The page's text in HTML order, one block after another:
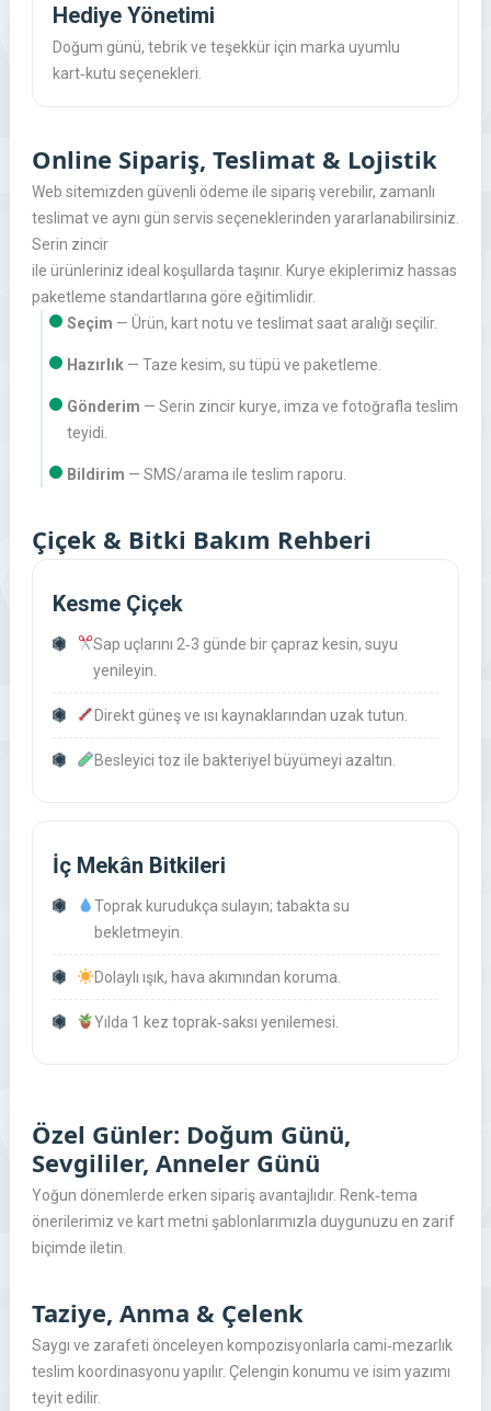
Hediye Yönetimi
Doğum günü, tebrik ve teşekkür için marka uyumlu
kart‑kutu seçenekleri.
Online Sipariş, Teslimat & Lojistik
Web sitemizden güvenli ödeme ile sipariş verebilir, zamanlı
teslimat ve aynı gün servis seçeneklerinden yararlanabilirsiniz.
Serin zincir
ile ürünleriniz ideal koşullarda taşınır. Kurye ekiplerimiz hassas
paketleme standartlarına göre eğitimlidir.
Seçim — Ürün, kart notu ve teslimat saat aralığı seçilir.
Hazırlık— Taze kesim, su tüpü ve paketleme.
Gönderim — Serin zincir kurye, imza ve fotoğrafla teslim
teyidi.
Bildirim — SMS/arama ile teslim raporu.
Çiçek & Bitki Bakım Rehberi
Kesme Çiçek
Sap uçlarını 2‑3 günde bir çapraz kesin, suyu
yenileyin.
Direkt güneş ve ısı kaynaklarından uzak tutun.
Besleyici toz ile bakteriyel büyümeyi azaltın.
İç Mekân Bitkileri
Toprak kurudukça sulayın; tabakta su
bekletmeyin.
Dolaylı ışık, hava akımından koruma.
Yılda 1 kez toprak‑saksı yenilemesi.
Özel Günler: Doğum Günü,
Sevgililer, Anneler Günü
Yoğun dönemlerde erken sipariş avantajlıdır. Renk‑tema
önerilerimiz ve kart metni şablonlarımızla duygunuzu en zarif
biçimde iletin.
Taziye, Anma & Çelenk
Saygı ve zarafeti önceleyen kompozisyonlarla cami‑mezarlık
teslim koordinasyonu yapılır. Çelengin konumu ve isim yazımı
teyit edilir.